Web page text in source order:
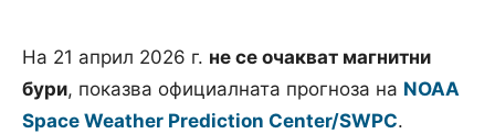
На 21 април 2026 г. не се очакват магнитни
бури, показва официалната прогноза на NOAA
Space Weather Prediction Center/SWPC.